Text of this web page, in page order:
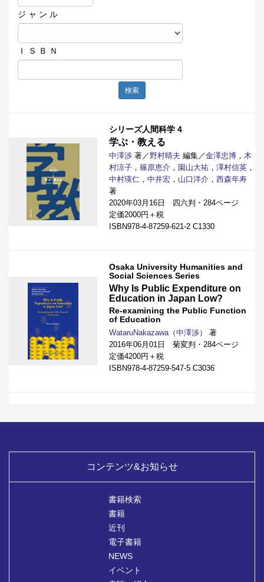
ジ ャ ン ル
Ｉ Ｓ Ｂ Ｎ
検索
シリーズ人間科学 4
学ぶ・教える
中澤渉 著／ 野村晴夫 編集／金澤忠博 ， 木
村涼子 ， 篠原恵介 ， 園山大祐 ， 澤村信英 ，
中村瑛仁 ， 中井宏 ， 山口洋介 ， 西森年寿
著
2020年03月16日 四六判・284ページ
定価2000円＋税
ISBN978-4-87259-621-2 C1330
Osaka University Humanities and
Social Sciences Series
Why Is Public Expenditure on
Education in Japan Low?
Re-examining the Public Function
of Education
WataruNakazawa（中澤渉）
著
2016年06月01日 菊変判・284ページ
定価4200円＋税
ISBN978-4-87259-547-5 C3036
コンテンツ&お知らせ
書籍検索
書籍
近刊
電子書籍
NEWS
イベント